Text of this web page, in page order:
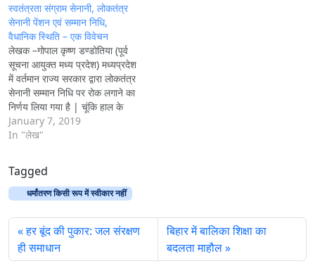
स्वतंत्रता संग्राम सेनानी, लोकतंत्र
सेनानी पेंशन एवं सम्मान निधि,
वैधानिक स्थिति – एक विवेचन
लेखक –गोपाल कृष्ण डण्डोतिया (पूर्व
सूचना आयुक्त मध्य प्रदेश) मध्यप्रदेश
में वर्तमान राज्य सरकार द्वारा लोकतंत्र
सेनानी सम्मान निधि पर रोक लगाने का
निर्णय लिया गया है | चूंकि हाल के
विधानसभा चुनाव में किसी भी दल को
बहुमत प्राप्त नहीं हुआ है, अतः बिना
January 7, 2019
In "लेख"
Tagged
धर्मांतरण किसी रूप में स्वीकार नहीं
हर बूंद की पुकार: जल संरक्षण
ही समाधान
बिहार में बालिका शिक्षा का
बदलता माहौल